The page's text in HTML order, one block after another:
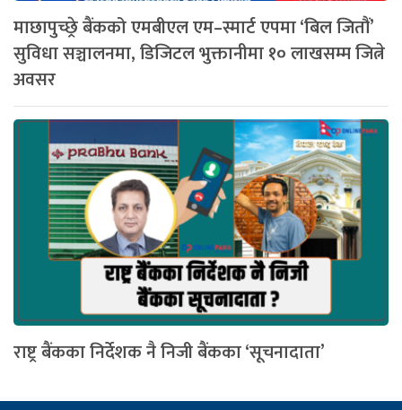
माछापुच्छ्रे बैंकको एमबीएल एम–स्मार्ट एपमा ‘बिल जितौं’
सुविधा सञ्चालनमा, डिजिटल भुक्तानीमा १० लाखसम्म जित्ने
अवसर
राष्ट्र बैंकका निर्देशक नै निजी बैंकका ‘सूचनादाता’